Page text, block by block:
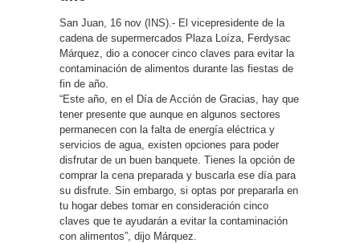
San Juan, 16 nov (INS).- El vicepresidente de la
cadena de supermercados Plaza Loíza, Ferdysac
Márquez, dio a conocer cinco claves para evitar la
contaminación de alimentos durante las fiestas de
fin de año.
“Este año, en el Día de Acción de Gracias, hay que
tener presente que aunque en algunos sectores
permanecen con la falta de energía eléctrica y
servicios de agua, existen opciones para poder
disfrutar de un buen banquete. Tienes la opción de
comprar la cena preparada y buscarla ese día para
su disfrute. Sin embargo, si optas por prepararla en
tu hogar debes tomar en consideración cinco
claves que te ayudarán a evitar la contaminación
con alimentos”, dijo Márquez.